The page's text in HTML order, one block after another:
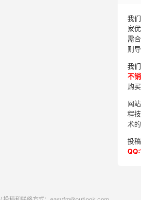
我
家
需
则
我
不
购
网
程
术
投